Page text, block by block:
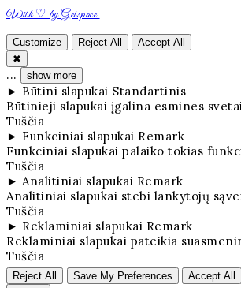
With ♡ by Getspace.
Customize Reject All
Accept All
✖
... show more
► Būtini slapukai Standartinis
Būtinieji slapukai įgalina esmines
Tuščia
► Funkciniai slapukai Remark
Funkciniai slapukai palaiko tokias
Tuščia
► Analitiniai slapukai Remark
Analitiniai slapukai stebi lankytojų
Tuščia
► Reklaminiai slapukai Remark
Reklaminiai slapukai pateikia
Tuščia
Reject All Save My Preferences Accept All